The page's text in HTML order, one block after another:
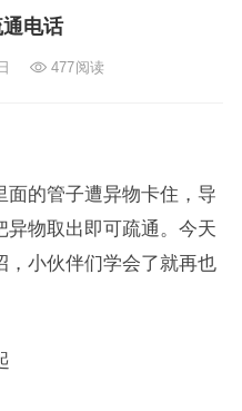
电话
477阅读
的管子遭异物卡住，导
异物取出即可疏通。今天
，小伙伴们学会了就再也